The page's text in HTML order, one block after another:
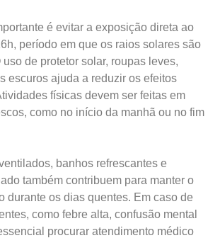
é evitar a exposição direta ao
período em que os raios solares são
de protetor solar, roupas leves,
escuros ajuda a reduzir os efeitos
físicas devem ser feitas em
como no início da manhã ou no fim
banhos refrescantes e
também contribuem para manter o
durante os dias quentes. Em caso de
como febre alta, confusão mental
procurar atendimento médico